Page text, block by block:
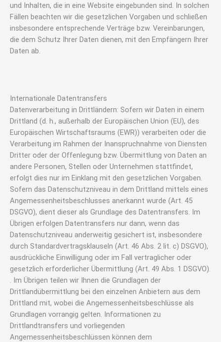
und Inhalten, die in eine Website eingebunden sind. In solchen
Fällen beachten wir die gesetzlichen Vorgaben und schließen
insbesondere entsprechende Verträge bzw. Vereinbarungen,
die dem Schutz Ihrer Daten dienen, mit den Empfängern Ihrer
Daten ab.
Internationale Datentransfers
Datenverarbeitung in Drittländern: Sofern wir Daten in einem
Drittland (d. h., außerhalb der Europäischen Union (EU), des
Europäischen Wirtschaftsraums (EWR)) verarbeiten oder die
Verarbeitung im Rahmen der Inanspruchnahme von Diensten
Dritter oder der Offenlegung bzw. Übermittlung von Daten an
andere Personen, Stellen oder Unternehmen stattfindet,
erfolgt dies nur im Einklang mit den gesetzlichen Vorgaben.
Sofern das Datenschutzniveau in dem Drittland mittels eines
Angemessenheitsbeschlusses anerkannt wurde (Art. 45
DSGVO), dient dieser als Grundlage des Datentransfers. Im
Übrigen erfolgen Datentransfers nur dann, wenn das
Datenschutzniveau anderweitig gesichert ist, insbesondere
durch Standardvertragsklauseln (Art. 46 Abs. 2 lit. c) DSGVO),
ausdrückliche Einwilligung oder im Fall vertraglicher oder
gesetzlich erforderlicher Übermittlung (Art. 49 Abs. 1 DSGVO).
. Im Übrigen teilen wir Ihnen die Grundlagen der
Drittlandübermittlung bei den einzelnen Anbietern aus dem
Drittland mit, wobei die Angemessenheitsbeschlüsse als
Grundlagen vorrangig gelten. Informationen zu
Drittlandtransfers und vorliegenden
Angemessenheitsbeschlüssen können dem